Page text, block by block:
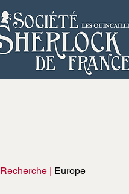
Recherche | Europe